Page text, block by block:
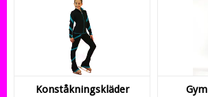
K­o­n­s­t­å­k­n­i­n­g­s­k­l­ä­d­e­r